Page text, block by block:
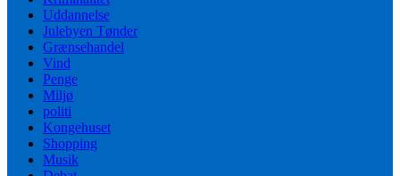
Uddannelse
Julebyen Tønder
Grænsehandel
Vind
Penge
Miljø
politi
Kongehuset
Shopping
Musik